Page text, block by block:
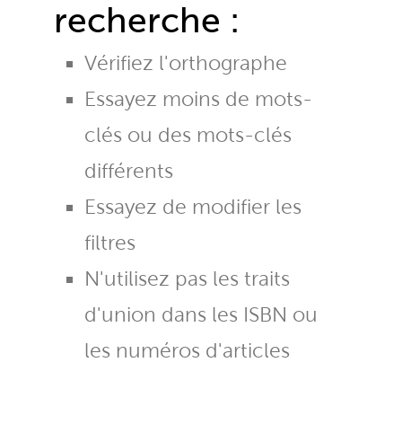
recherche :
Vérifiez l'orthographe
Essayez moins de mots-
clés ou des mots-clés
différents
Essayez de modifier les
filtres
N'utilisez pas les traits
d'union dans les ISBN ou
les numéros d'articles